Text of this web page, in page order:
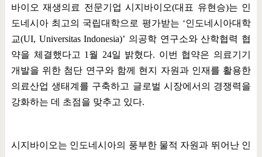
바이오 재생의료 전문기업 시지바이오(대표 유현승)는 인
도네시아 최고의 국립대학으로 평가받는 ‘인도네시아대학
교(UI, Universitas Indonesia)’ 의공학 연구소와 산학협력 협
약을 체결했다고 1 월 24일 밝혔다. 이번 협약은 의료기기
개발을 위한 첨단 연구와 함께 현지 자원과 인재를 활용한
의료산업 생태계를 구축하고 글로벌 시장에서의 경쟁력을
강화하는 데 초점을 맞추고 있다.
시지바이오는 인도네시아의 풍부한 물적 자원과 뛰어난 인